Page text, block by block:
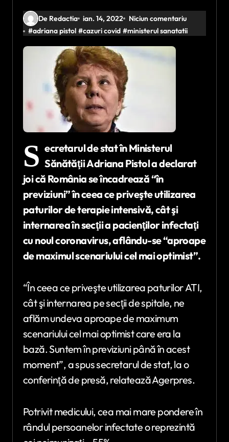
De Redactia ian. 14, 2022
Niciun comentariu
#adriana pistol #cazuri covid #ministerul sanatatii
S ecretarul de stat în Ministerul
Sănătăţii Adriana Pistol a declarat
joi că România se încadrează “în
previziuni” în ceea ce priveşte utilizarea
paturilor de terapie intensivă, cât şi
internarea în secţii a pacienţilor infectaţi
cu noul coronavirus, aflându-se “aproape
de maximul scenariului cel mai optimist”.
“În ceea ce priveşte utilizarea paturilor ATI,
cât şi internarea pe secţii de spitale, ne
aflăm undeva aproape de maximum
scenariului cel mai optimist care era la
bază. Suntem în previziuni până în acest
moment”, a spus secretarul de stat, la o
conferinţă de presă, relatează Agerpres.
Potrivit medicului, cea mai mare pondere în
rândul persoanelor infectate o reprezintă